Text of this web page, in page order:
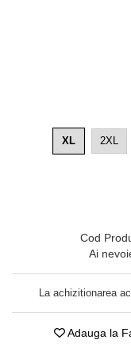
XL 2XL
Cod
Ai
La achizitionarea
Adauga la